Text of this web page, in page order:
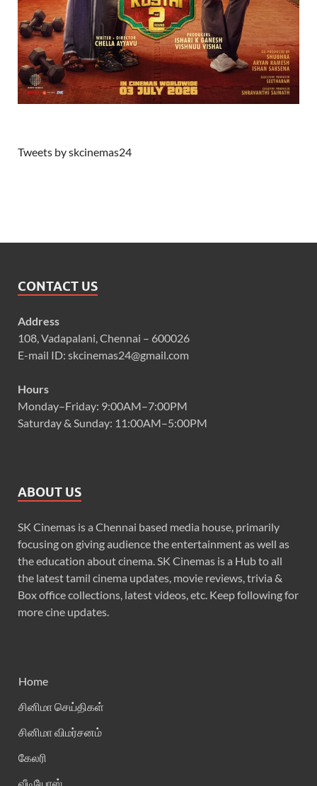
Tweets by skcinemas24
CONTACT US
Address
108, Vadapalani, Chennai – 600026
E-mail ID: skcinemas24@gmail.com
Hours
Monday–Friday: 9:00AM–7:00PM
Saturday & Sunday: 11:00AM–5:00PM
ABOUT US
SK Cinemas is a Chennai based media house, primarily
focusing on giving audience the entertainment as well as
the education about cinema. SK Cinemas is a Hub to all
the latest tamil cinema updates, movie reviews, trivia &
Box office collections, latest videos, etc. Keep following for
more cine updates.
Home
சினிமா செய்திகள்
சினிமா விமர்சனம்
கேலரி
வீடியோஸ்